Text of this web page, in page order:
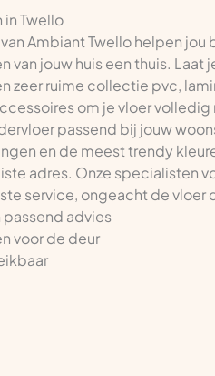
Twello
Ambiant Twello helpen jou
van jouw huis een thuis.
zeer ruime collectie pvc,
om je vloer
passend bij jouw
en de meest trendy
adres. Onze specialisten
service, ongeacht de vloer
passend advies
voor de deur